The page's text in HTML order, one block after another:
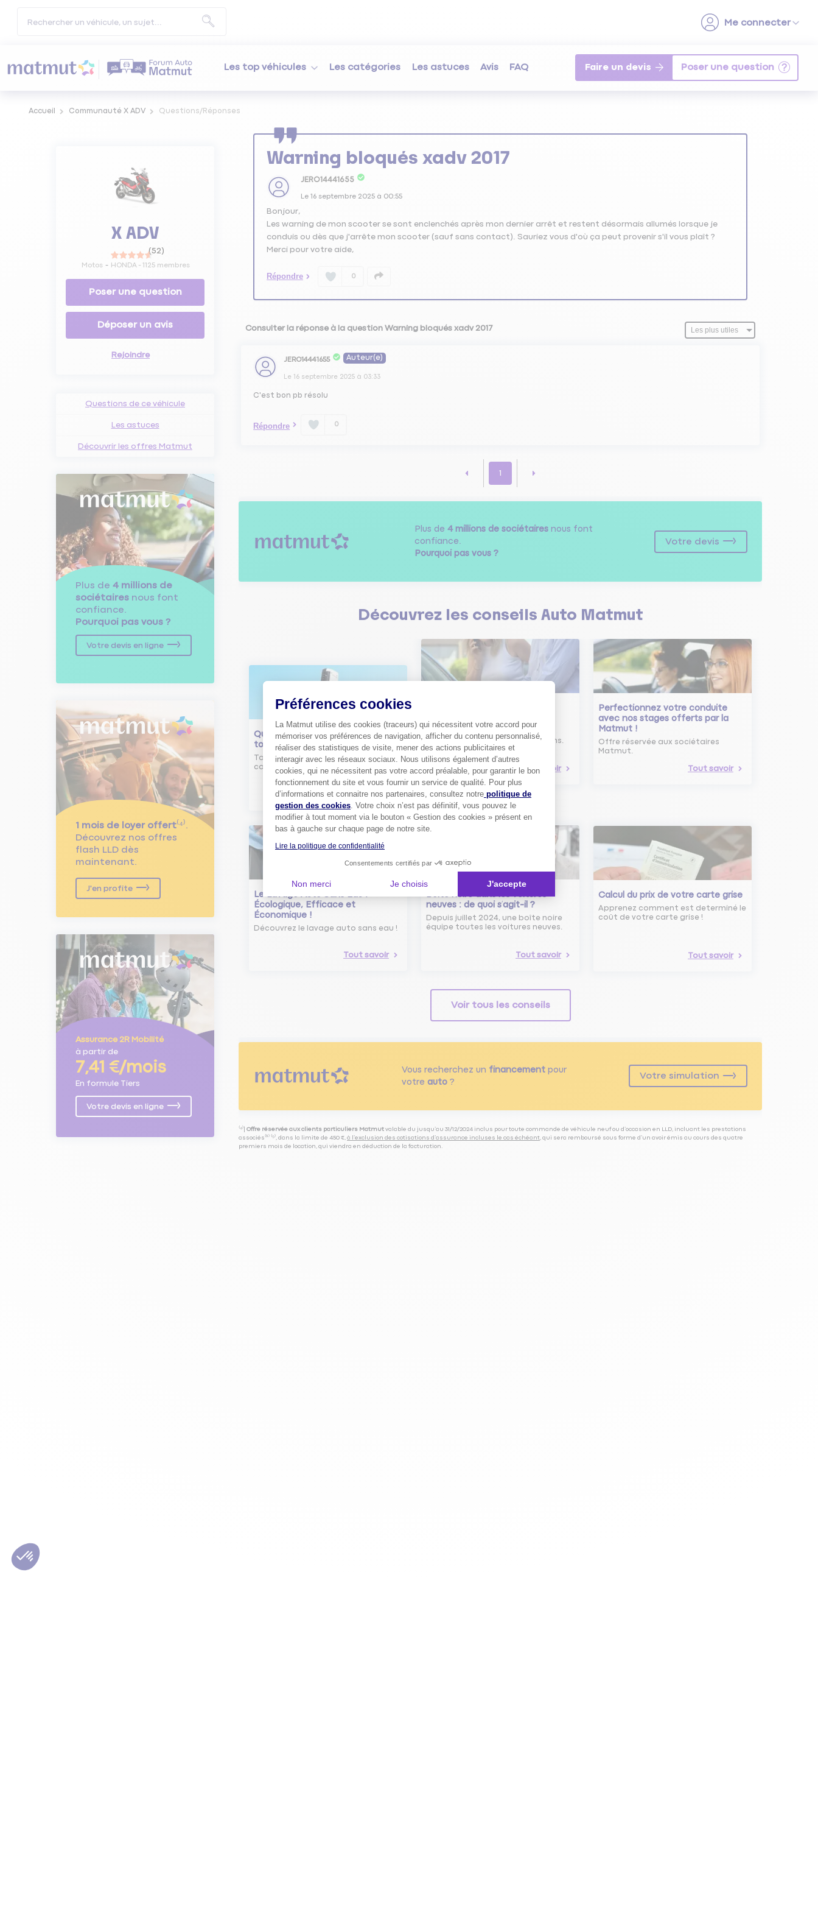
Les top véhicules Les catégories Les astuces Avis FAQ Faire un devis
Accueil Communauté X ADV Questions/Réponses
X ADV
(52)
Motos HONDA - 1125 membres
Poser une question
Déposer un avis
Rejoindre
Questions de ce véhicule
Les astuces
Découvrir les offres Matmut
Plus de 4 millions de
sociétaires nous font
confiance.
Pourquoi pas vous ?
Votre devis en ligne
1 mois de loyer offert⁽⁴⁾.
Découvrez nos offres
flash LLD dès
maintenant.
J'en profite
Assurance 2R Mobilité
à partir de
7,41 €/mois
En formule Tiers
Votre devis en ligne
Warning bloqués xadv 2017
JERO14441655
Le 16 septembre 2025à 00:55
Bonjour,
Les warning de mon scooter se sont enclenchés après mon dernier arrêt et restent désormais allumés lorsque je
conduis ou dès que j'arrête mon scooter (sauf sans contact). Sauriez vous d'où ça peut provenir s'il vous plaît ?
Merci pour votre aide,
Répondre 0
Consulter la réponse à la question Warning bloqués xadv 2017
JERO14441655 Auteur(e)
Le 16 septembre 2025 à 03:33
C'est bon pb résolu
Répondre 0
1
Plus de 4 millions de sociétairesnous font
confiance.
Pourquoi pas vous ?
Votre devis
Découvrez les conseils Auto Matmut
Qu'est-ce que le nouveau radar
tourelle ?
Tout savoir sur le radar tourelle et
comment éviter les infractions.
Tout savoir
Conseils pour choisir la meilleure
assurance auto selon vos besoins.
Tout savoir
Perfectionnez votre conduite
avec nos stages offerts par la
Matmut !
Offre réservée aux sociétaires
Matmut.
Tout savoir
Le Lavage Auto Sans Eau :
Écologique, Efficace et
Économique !
Découvrez le lavage auto sans eau !
Tout savoir
Boîte noire dans les voitures
neuves : de quoi s’agit-il ?
Depuis juillet 2024, une boîte noire
équipe toutes les voitures neuves.
Tout savoir
Calcul du prix de votre carte grise
Apprenez comment est determiné le
coût de votre carte grise !
Tout savoir
Voir tous les conseils
Vous recherchez un financementpour
votre auto?
Votre simulation
⁽⁴⁾| Offre réservée aux clients particuliers Matmut valable du jusqu’au 31/12/2024 inclus pour toute commande de véhicule neuf ou d’occasion en LLD, incluant les prestations
associés⁽³⁾ ⁽⁵⁾, dans la limite de 450 €, à l’exclusion des cotisations d’assurance incluses le cas échéant , qui sera remboursé sous forme d’un avoir émis au cours des quatre
premiers mois de location, qui viendra en déduction de la facturation.
Préférences cookies
La Matmut utilise des cookies (traceurs) qui nécessitent votre accord pour
mémoriser vos préférences de navigation, afficher du contenu personnalisé,
réaliser des statistiques de visite, mener des actions publicitaires et
interagir avec les réseaux sociaux. Nous utilisons également d’autres
cookies, qui ne nécessitent pas votre accord préalable, pour garantir le bon
fonctionnement du site et vous fournir un service de qualité. Pour plus
d’informations et connaitre nos partenaires, consultez notre politique de
gestion des cookies. Votre choix n’est pas définitif, vous pouvez le
modifier à tout moment via le bouton « Gestion des cookies » présent en
bas à gauche sur chaque page de notre site.
Lire la politique de confidentialité
Consentements certifiés par
Non merci Je choisis J'accepte
Axeptio consent